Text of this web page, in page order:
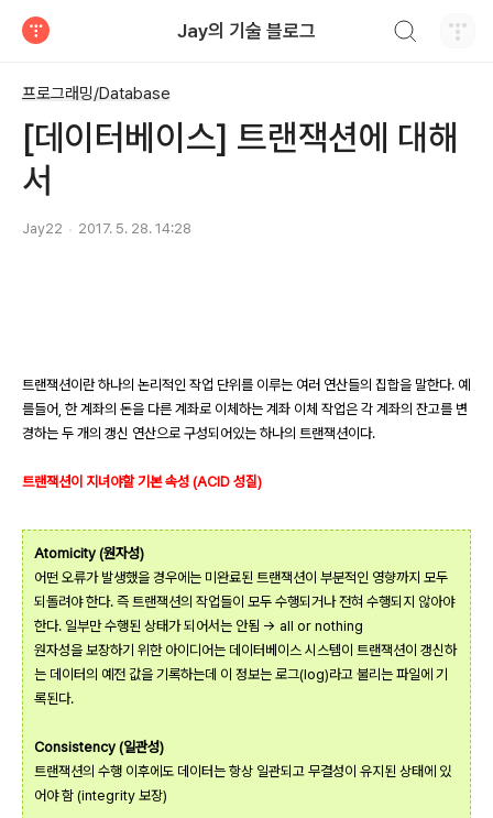
Jay의 기술 블로그
프로그래밍/Database
[데이터베이스] 트랜잭션에 대해
서
Jay22 2017. 5. 28. 14:28
트랜잭션이란 하나의 논리적인 작업 단위를 이루는 여러 연산들의 집합을 말한다. 예
를들어, 한 계좌의 돈을 다른 계좌로 이체하는 계좌 이체 작업은 각 계좌의 잔고를 변
경하는 두 개의 갱신 연산으로 구성되어있는 하나의 트랜잭션이다.
트랜잭션이 지녀야할 기본 속성 (ACID 성질)
Atomicity (원자성)
어떤 오류가 발생했을 경우에는 미완료된 트랜잭션이 부분적인 영향까지 모두
되돌려야 한다. 즉 트랜잭션의 작업들이 모두 수행되거나 전혀 수행되지 않아야
한다. 일부만 수행된 상태가 되어서는 안됨 -> all or nothing
원자성을 보장하기 위한 아이디어는 데이터베이스 시스템이 트랜잭션이 갱신하
는 데이터의 예전 값을 기록하는데 이 정보는 로그(log)라고 불리는 파일에 기
록된다.
Consistency (일관성)
트랜잭션의 수행 이후에도 데이터는 항상 일관되고 무결성이 유지된 상태에 있
어야 함 (integrity 보장)